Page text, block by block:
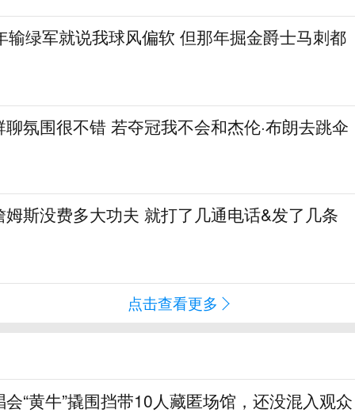
输绿军就说我球风偏软 但那年掘金爵士马刺都
氛围很不错 若夺冠我不会和杰伦·布朗去跳伞
斯没费多大功夫 就打了几通电话&发了几条
点击查看更多
“黄牛”撬围挡带10人藏匿场馆，还没混入观众